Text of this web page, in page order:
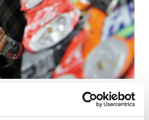
ti is magyar